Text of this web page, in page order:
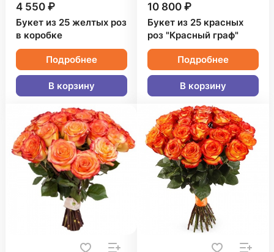
4 550 ₽
Букет из 25 желтых роз
в коробке
Подробнее
В корзину
10 800 ₽
Букет из 25 красных
роз "Красный граф"
Подробнее
В корзину